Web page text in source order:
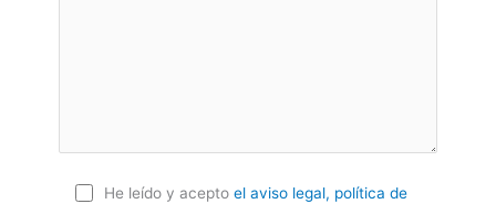
He leído y acepto el aviso legal, política de